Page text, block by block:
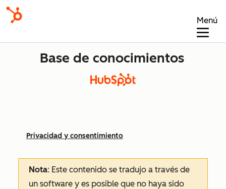
Menú
Base de conocimientos
Privacidad y consentimiento
Nota: Este contenido se tradujo a través de
un software y es posible que no haya sido